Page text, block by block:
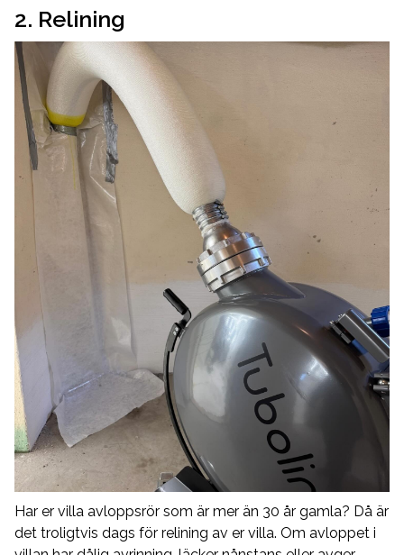
2. Relining
Har er villa avloppsrör som är mer än 30 år gamla? Då är
det troligtvis dags för relining av er villa. Om avloppet i